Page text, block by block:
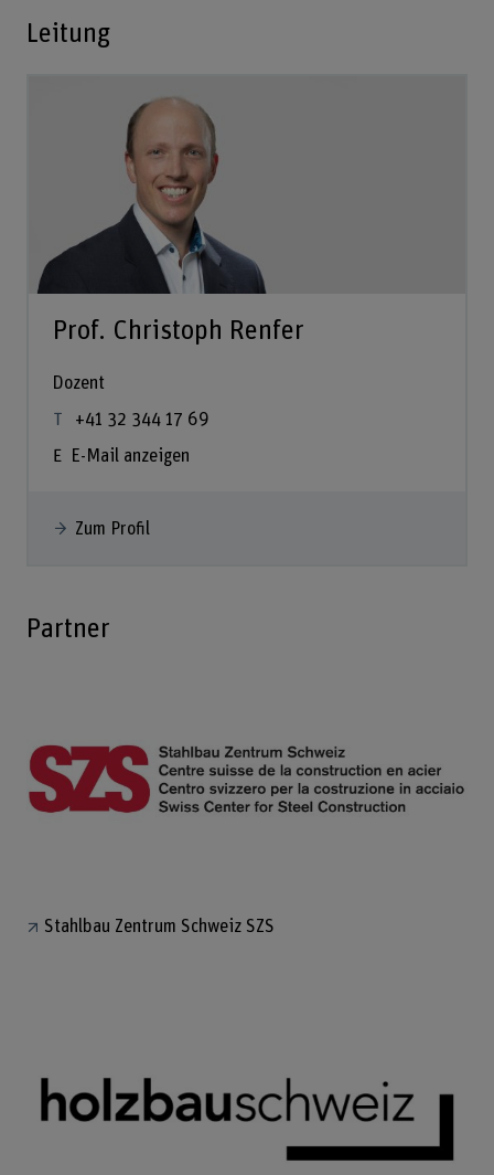
Leitung
Prof. Christoph Renfer
Dozent
+41 32 344 17 69
E-Mail anzeigen
Zum Profil
Partner
Stahlbau Zentrum Schweiz SZS